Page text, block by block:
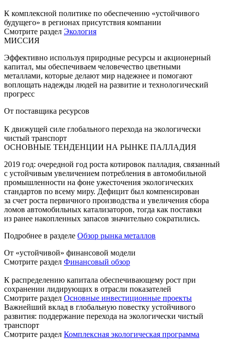
К комплексной политике по обеспечению «устойчивого
будущего» в регионах присутствия компании
Смотрите раздел Экология
МИССИЯ
Эффективно используя природные ресурсы и акционерный
капитал, мы обеспечиваем человечество цветными
металлами, которые делают мир надежнее и помогают
воплощать надежды людей на развитие и технологический
прогресс
От поставщика ресурсов
К движущей силе глобального перехода на экологически
чистый транспорт
ОСНОВНЫЕ ТЕНДЕНЦИИ НА РЫНКЕ ПАЛЛАДИЯ
2019 год: очередной год роста котировок палладия, связанный
с устойчивым увеличением потребления в автомобильной
промышленности на фоне ужесточения экологических
стандартов по всему миру. Дефицит был компенсирован
за счет роста первичного производства и увеличения сбора
ломов автомобильных катализаторов, тогда как поставки
из ранее накопленных запасов значительно сократились.
Подробнее в разделе Обзор рынка металлов
От «устойчивой» финансовой модели
Смотрите раздел Финансовый обзор
К распределению капитала обеспечивающему рост при
сохранении лидирующих в отрасли показателей
Смотрите раздел Основные инвестиционные проекты
Важнейший вклад в глобальную повестку устойчивого
развития: поддержание перехода на экологически чистый
транспорт
Смотрите раздел Комплексная экологическая программа